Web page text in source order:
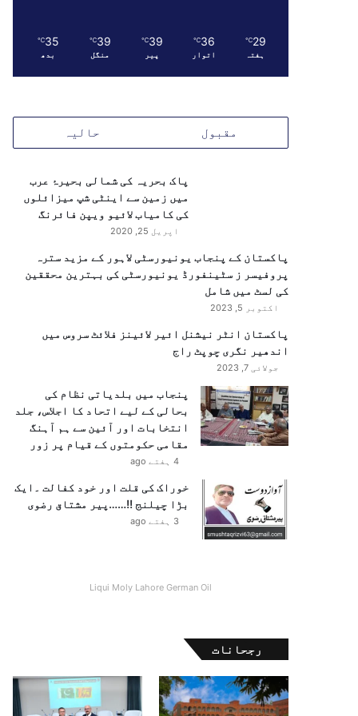
29
℃
ہفتہ
36
℃
اتوار
39
℃
پیر
39
℃
منگل
35
℃
بدھ
مقبول حالیہ
پاک بحریہ کی شمالی بحیرۂ عرب
میں زمین سے اینٹی شپ میزائلوں
کی کامیاب لائیو ویپن فائرنگ
اپریل 25, 2020
پاکستان کے پنجاب یونیورسٹی لاہور کے مزید سترہ
پروفیسر ز سٹینفورڈ یونیورسٹی کی بہترین محققین
کی لسٹ میں شامل
اکتوبر 5, 2023
پاکستان انٹر نیشنل ائیر لائینز فلائٹ سروس میں
اندھیر نگری چوپٹ راج
جولائی 7, 2023
پنجاب میں بلدیاتی نظام کی
بحالی کے لیے اتحاد کا اجلاس، جلد
انتخابات اور آئین سے ہم آہنگ
مقامی حکومتوں کے قیام پر زور
4 ہفتے ago
خوراک کی قلت اور خود کفالت ۔ایک
بڑا چیلنج !!……پیر مشتاق رضوی
3 ہفتے ago
Liqui Moly Lahore German Oil
رجحانات